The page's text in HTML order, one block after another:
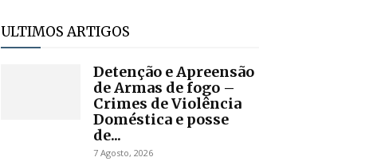
ULTIMOS ARTIGOS
Detenção e Apreensão
de Armas de fogo –
Crimes de Violência
Doméstica e posse
de...
7 Agosto, 2026